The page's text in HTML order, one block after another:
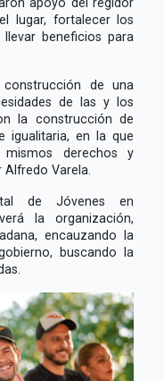
lugar, fortalecer los
beneficios para
de una
de las y los
la construcción de
igualitaria, en la que
derechos y
Varela.
de Jóvenes en
la organización,
encauzando la
buscando la